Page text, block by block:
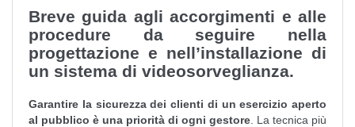
Breve guida agli accorgimenti e alle
procedure da seguire nella
progettazione e nell’installazione di
un sistema di videosorveglianza.
Garantire la sicurezza dei clienti di un esercizio aperto
al pubblico è una priorità di ogni gestore . La tecnica più